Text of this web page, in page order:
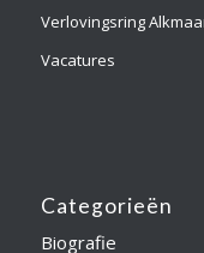
Verlovingsring
Vacatures
Categorieën
Biografie